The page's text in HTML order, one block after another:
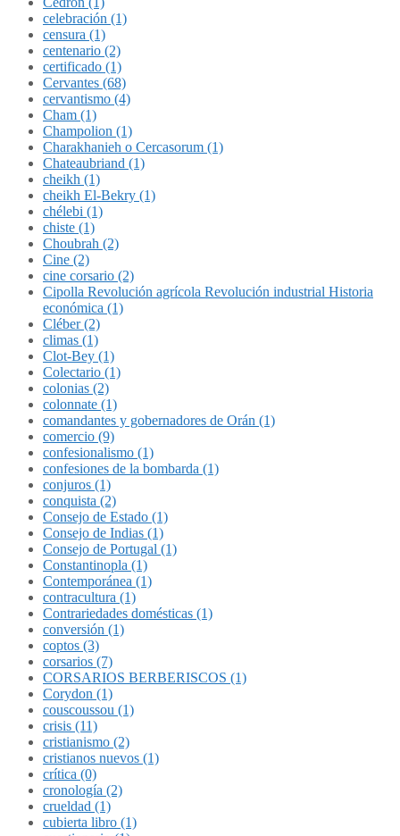
celebración (1)
censura (1)
centenario (2)
certificado (1)
Cervantes (68)
cervantismo (4)
Cham (1)
Champolion (1)
Charakhanieh o Cercasorum (1)
Chateaubriand (1)
cheikh (1)
cheikh El-Bekry (1)
chélebi (1)
chiste (1)
Choubrah (2)
Cine (2)
cine corsario (2)
Cipolla Revolución agrícola Revolución industrial Historia
económica (1)
Cléber (2)
climas (1)
Clot-Bey (1)
Colectario (1)
colonias (2)
colonnate (1)
comandantes y gobernadores de Orán (1)
comercio (9)
confesionalismo (1)
confesiones de la bombarda (1)
conjuros (1)
conquista (2)
Consejo de Estado (1)
Consejo de Indias (1)
Consejo de Portugal (1)
Constantinopla (1)
Contemporánea (1)
contracultura (1)
Contrariedades domésticas (1)
conversión (1)
coptos (3)
corsarios (7)
CORSARIOS BERBERISCOS (1)
Corydon (1)
couscoussou (1)
crisis (11)
cristianismo (2)
cristianos nuevos (1)
crítica (0)
cronología (2)
crueldad (1)
cubierta libro (1)